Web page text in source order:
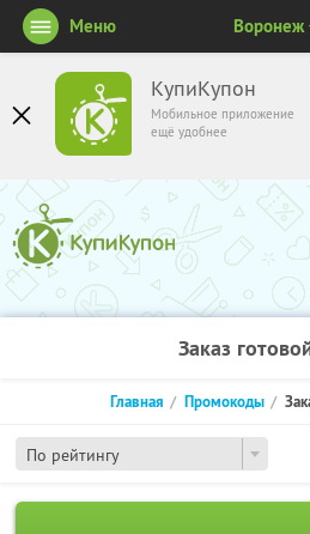
КупиКупон
Мобильное приложение
ещё удобнее
Меню Воронеж
Заказ
По рейтингу
Главная Промокоды